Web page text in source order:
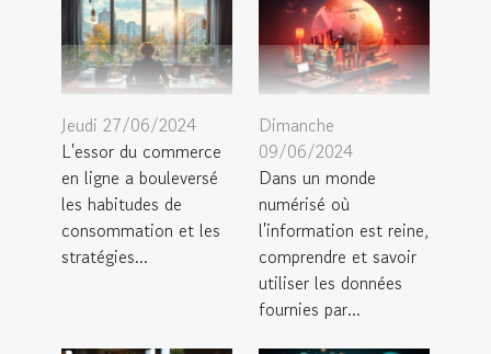
Jeudi 27/06/2024
L'essor du commerce
en ligne a bouleversé
les habitudes de
consommation et les
stratégies...
Dimanche
09/06/2024
Dans un monde
numérisé où
l'information est reine,
comprendre et savoir
utiliser les données
fournies par...